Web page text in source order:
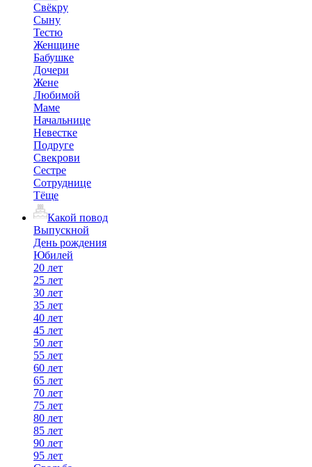
Свёкру
Сыну
Тестю
Женщине
Бабушке
Дочери
Жене
Любимой
Маме
Начальнице
Невестке
Подруге
Свекрови
Сестре
Сотруднице
Тёще
Какой повод
Выпускной
День рождения
Юбилей
20 лет
25 лет
30 лет
35 лет
40 лет
45 лет
50 лет
55 лет
60 лет
65 лет
70 лет
75 лет
80 лет
85 лет
90 лет
95 лет